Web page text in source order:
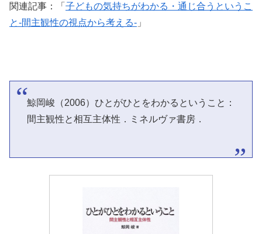
関連記事：「 子どもの気持ちがわかる・通じ合うというこ
と-間主観性の視点から考える- 」
鯨岡峻（2006）ひとがひとをわかるということ：
間主観性と相互主体性．ミネルヴァ書房．